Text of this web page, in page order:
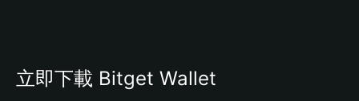
立即下載 Bitget Wallet